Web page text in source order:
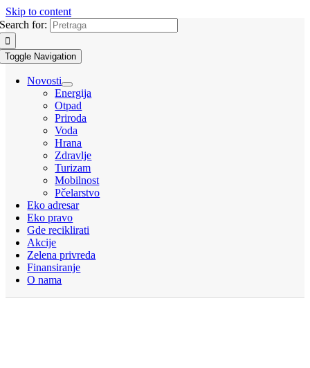
Skip to content
Search for:
Toggle Navigation
Novosti
Energija
Otpad
Priroda
Voda
Hrana
Zdravlje
Turizam
Mobilnost
Pčelarstvo
Eko adresar
Eko pravo
Gde reciklirati
Akcije
Zelena privreda
Finansiranje
O nama